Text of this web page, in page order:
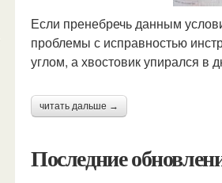
Если пренебречь данным
проблемы с исправностью
углом, а хвостовик упирался в
читать дальше →
Последние